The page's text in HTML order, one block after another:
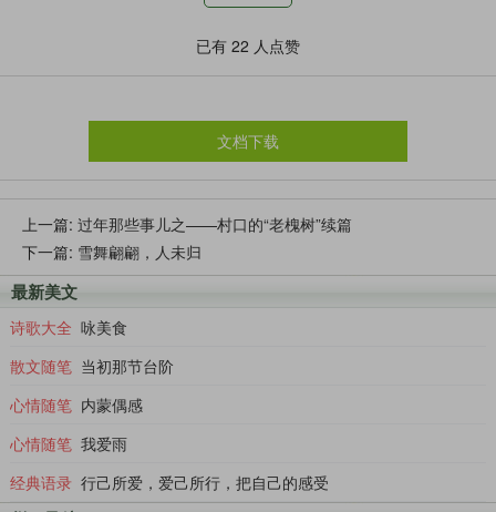
睛，远远地看着一辆电动轮椅驶来，依稀仿佛
坐在上面的就是她，整个人显得又瘦又小，似
一个路口拐了弯，终于我看不见她她也看不见
我。有什么好寒喧的呢？几年不见她竟变成这
样，毫无疑问她的腿疾更严重了以至于路都走
不了，坐上了轮椅。这样的结果我尚且难以接
受又何况是她呢？老天爷就是这么不公，无论
你怎样抗争也无济于事，它轻轻地一挥手便把
你所有的努力、尊严全部抹杀。她该怎么办？
也许她早知道会有这么一天，于是她在自己能
站起来时做了自己想做的一切，那么她坐在轮
椅上想必也不会像我这样悲观，仍然能掌控属
于自己的方寸天地。我不必神伤而应该选择相
已有 22 人点赞
文档下载
上一篇: 过年那些事儿之——村口的“老槐树”续篇
下一篇: 雪舞翩翩，人未归
最新美文
诗歌大全 咏美食
散文随笔 当初那节台阶
心情随笔 内蒙偶感
心情随笔 我爱雨
经典语录 行己所爱，爱己所行，把自己的感受